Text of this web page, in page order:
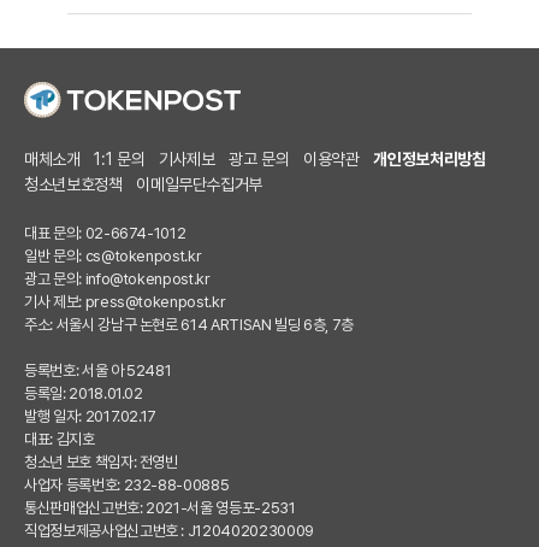
매체소개 1:1 문의 기사제보 광고 문의 이용약관
개인정보처리방침
청소년보호정책
이메일무단수집거부
대표 문의: 02-6674-1012
일반 문의: cs@tokenpost.kr
광고 문의: info@tokenpost.kr
기사 제보: press@tokenpost.kr
주소: 서울시 강남구 논현로 614 ARTISAN 빌딩 6층, 7층
등록번호: 서울 아 52481
등록일: 2018.01.02
발행 일자: 2017.02.17
대표: 김지호
청소년 보호 책임자: 전영빈
사업자 등록번호: 232-88-00885
통신판매업신고번호: 2021-서울 영등포-2531
직업정보제공사업신고번호 : J1204020230009